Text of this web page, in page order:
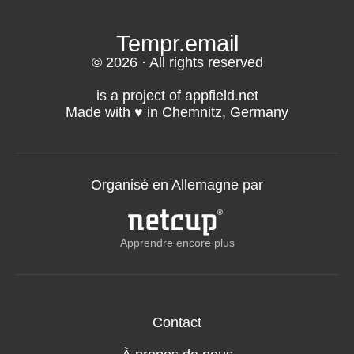
Tempr.email
© 2026 · All rights reserved
is a project of appfield.net
Made with ♥️ in Chemnitz, Germany
Organisé en Allemagne par
Apprendre encore plus
Contact